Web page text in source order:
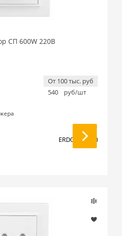
СП 600W 220В
От 100 тыс. руб
540
руб/шт
EKF
ERD06-101-10